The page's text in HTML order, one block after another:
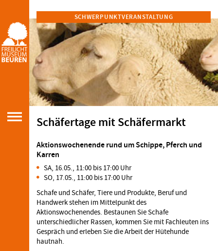
SCHWERPUNKTVERANSTALTUNG
Schäfertage mit Schäfermarkt
Aktionswochenende rund um Schippe, Pferch und
Karren
SA, 16.05., 11:00 bis 17:00 Uhr
SO, 17.05., 11:00 bis 17:00 Uhr
Schafe und Schäfer, Tiere und Produkte, Beruf und
Handwerk stehen im Mittelpunkt des
Aktionswochenendes. Bestaunen Sie Schafe
unterschiedlicher Rassen, kommen Sie mit Fachleuten ins
Gespräch und erleben Sie die Arbeit der Hütehunde
hautnah.